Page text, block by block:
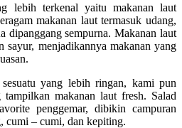
lebih terkenal yaitu makanan laut
makanan laut termasuk udang,
dipanggang sempurna. Makanan laut
sayur, menjadikannya makanan yang
yang lebih ringan, kami pun
makanan laut fresh. Salad
penggemar, dibikin campuran
cumi – cumi, dan kepiting.